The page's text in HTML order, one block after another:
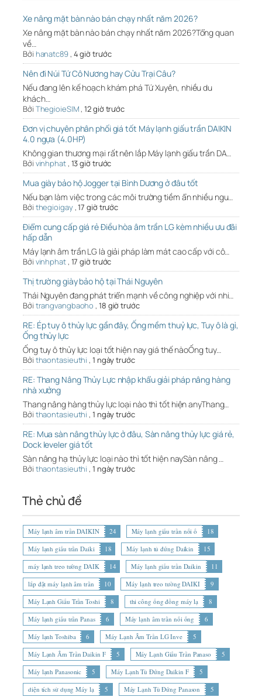
Xe nâng mặt bàn nào bán chạy nhất năm 2026?
Xe nâng mặt bàn nào bán chạy nhất năm 2026?Tổng quan
về…
Bởi hanatc89, 4 giờ trước
Nên đi Núi Tứ Cô Nương hay Cửu Trại Câu?
Nếu đang lên kế hoạch khám phá Tứ Xuyên, nhiều du
khách…
Bởi ThegioieSIM,12 giờ trước
Đơn vị chuyên phân phối giá tốt Máy lạnh giấu trần DAIKIN
4.0 ngựa (4.0HP)
Không gian thương mại rất nên lắp Máy lạnh giấu trần DA…
Bởi vinhphat, 13 giờ trước
Mua giày bảo hộ Jogger tại Bình Dương ở đâu tốt
Nếu bạn làm việc trong các môi trường tiềm ẩn nhiều ngu…
Bởi thegioigay,17 giờ trước
Điểm cung cấp giá rẻ Điều hòa âm trần LG kèm nhiều ưu đãi
hấp dẫn
Máy lạnh âm trần LG là giải pháp làm mát cao cấp với cô…
Bởi vinhphat, 17 giờ trước
Thị trường giày bảo hộ tại Thái Nguyên
Thái Nguyên đang phát triển mạnh về công nghiệp với nhi…
Bởi trangvangbaoho , 18 giờ trước
RE: Ép tuy ô thủy lực gần đây, Ống mềm thuỷ lực, Tuy ô là gì,
Ống thủy lực
Ống tuy ô thủy lực loại tốt hiện nay giá thế nàoỐng tuy…
Bởi thaontasieuthi , 1 ngày trước
RE: Thang Nâng Thủy Lực nhập khẩu giải pháp nâng hàng
nhà xưởng
Thang nâng hàng thủy lực loại nào thì tốt hiện anyThang…
Bởi thaontasieuthi , 1 ngày trước
RE: Mua sàn nâng thủy lực ở đâu, Sàn nâng thủy lực giá rẻ,
Dock leveler giá tốt
Sàn nâng hạ thủy lực loại nào thì tốt hiện naySàn nâng …
Bởi thaontasieuthi , 1 ngày trước
Thẻ chủ đề
Máy lạnh âm trần DAIKIN 24 Máy lạnh giấu trần nối ố
18
Máy lạnh giấu trần Daiki
18 Máy lạnh tủ đứng Daikin
15
máy lạnh treo tường DAIK
14 Máy lạnh giấu trần Daikin
11
lắp đặt máy lạnh âm trần
10 Máy lạnh treo tường DAIKI
9
Máy Lạnh Giấu Trần Toshi
8 thi công ống đồng máy lạ
8
Máy lạnh giấu trần Panas
6 Máy lạnh âm trần nối ống
6
Máy lạnh Toshiba
6 Máy Lạnh Âm Trần LG Inve
5
Máy Lạnh Âm Trần Daikin F
5 Máy Lạnh Giấu Trần Panaso
5
Máy lạnh Panasonic
5 Máy Lạnh Tủ Đứng Daikin F
5
diện tích sử dụng Máy lạ
5 Máy Lạnh Tủ Đứng Panason 5